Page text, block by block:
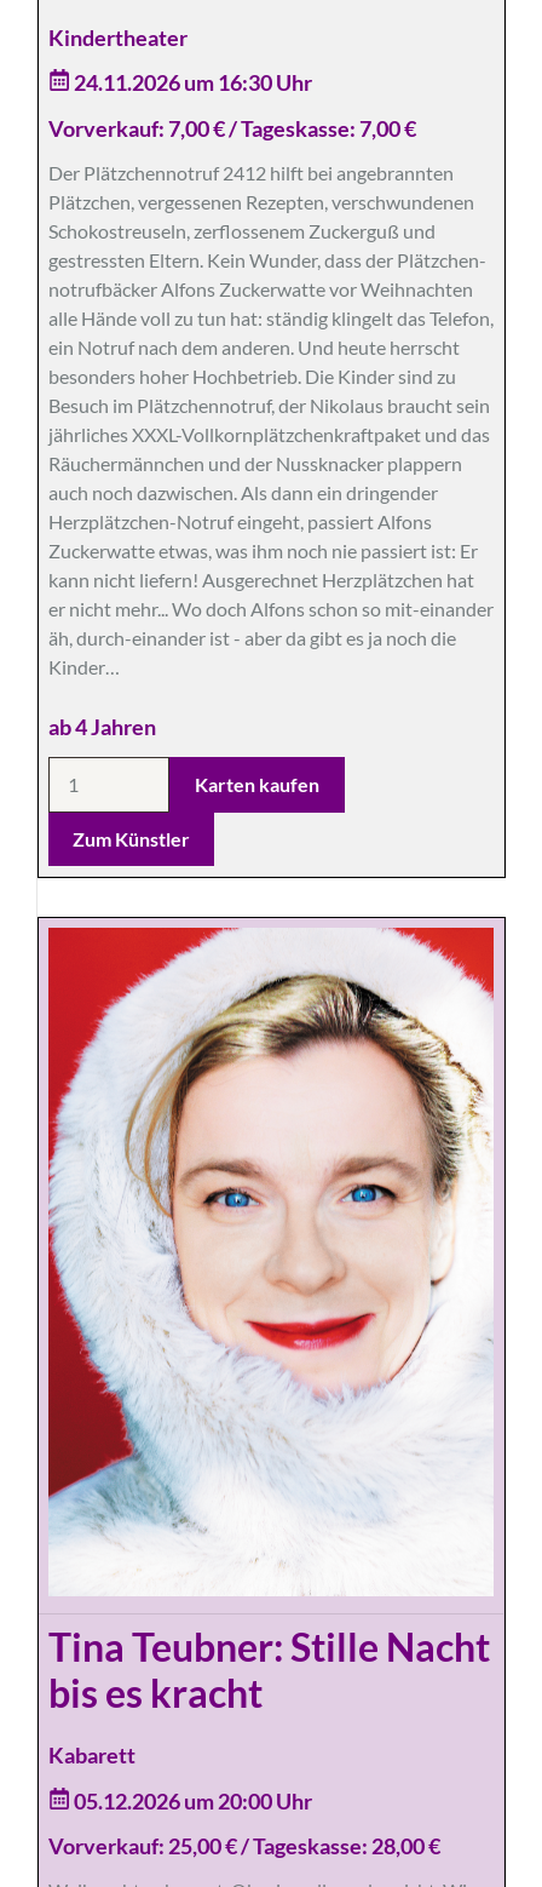
Kindertheater
24.11.2026 um 16:30 Uhr
Vorverkauf: 7,00 € / Tageskasse: 7,00 €
Der Plätzchennotruf 2412 hilft bei angebrannten
Plätzchen, vergessenen Rezepten, verschwundenen
Schokostreuseln, zerflossenem Zuckerguß und
gestressten Eltern. Kein Wunder, dass der Plätzchen-
notrufbäcker Alfons Zuckerwatte vor Weihnachten
alle Hände voll zu tun hat: ständig klingelt das Telefon,
ein Notruf nach dem anderen. Und heute herrscht
besonders hoher Hochbetrieb. Die Kinder sind zu
Besuch im Plätzchennotruf, der Nikolaus braucht sein
jährliches XXXL-Vollkornplätzchenkraftpaket und das
Räuchermännchen und der Nussknacker plappern
auch noch dazwischen. Als dann ein dringender
Herzplätzchen-Notruf eingeht, passiert Alfons
Zuckerwatte etwas, was ihm noch nie passiert ist: Er
kann nicht liefern! Ausgerechnet Herzplätzchen hat
er nicht mehr... Wo doch Alfons schon so mit-einander
äh, durch-einander ist - aber da gibt es ja noch die
Kinder…
ab 4 Jahren
Zum Künstler
Tina Teubner: Stille Nacht
bis es kracht
Kabarett
05.12.2026 um 20:00 Uhr
Vorverkauf: 25,00 € / Tageskasse: 28,00 €